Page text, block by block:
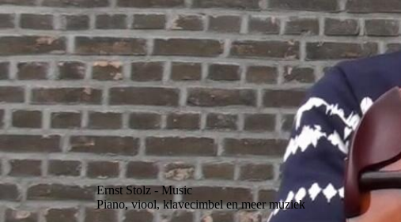
Ernst Stolz - Music
Piano, viool, klavecimbel en meer muziek